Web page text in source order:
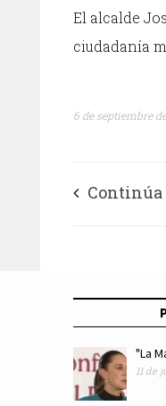
El alcalde
ciudadanía
6 de septiembre
Continúa
"La
11 de